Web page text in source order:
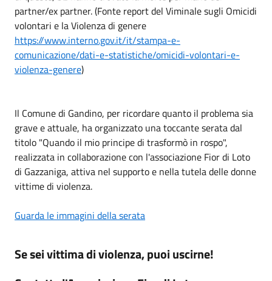
partner/ex partner. (Fonte report del Viminale sugli Omicidi
volontari e la Violenza di genere
https://www.interno.gov.it/it/stampa-e-
comunicazione/dati-e-statistiche/omicidi-volontari-e-
violenza-genere)
Il Comune di Gandino, per ricordare quanto il problema sia
grave e attuale, ha organizzato una toccante serata dal
titolo "Quando il mio principe di trasformò in rospo",
realizzata in collaborazione con l'associazione Fior di Loto
di Gazzaniga, attiva nel supporto e nella tutela delle donne
vittime di violenza.
Guarda le immagini della serata
Se sei vittima di violenza, puoi uscirne!